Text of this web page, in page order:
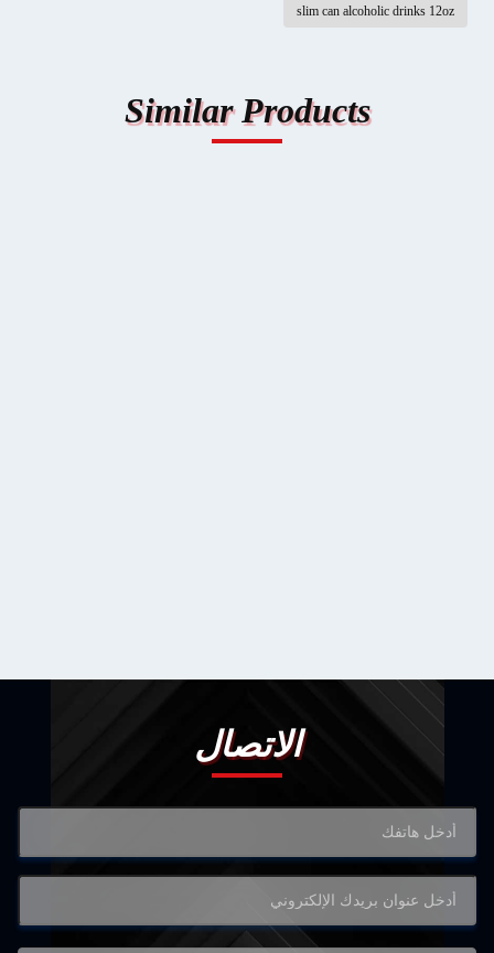
slim can alcoholic drinks 12oz
Similar Products
الاتصال